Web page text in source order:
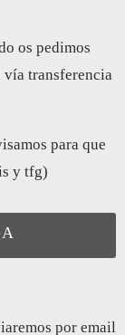
os pedimos
vía transferencia
para que
y tfg)
por email